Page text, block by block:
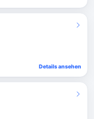
Details ansehen